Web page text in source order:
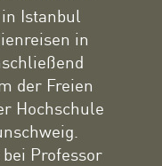
Istanbul
in
der Freien
Hochschule
Professor